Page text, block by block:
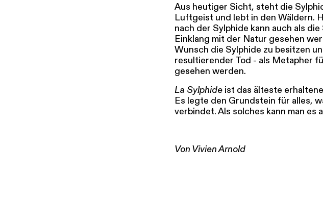
Aus heutiger Sicht, steht die
Luftgeist und lebt in den Wäldern.
nach der Sylphide kann auch als
Einklang mit der Natur gesehen
Wunsch die Sylphide zu besitzen
resultierender Tod - als Metapher
gesehen werden.
La Sylphide ist das älteste
Es legte den Grundstein für alles,
verbindet. Als solches kann man es
Von Vivien Arnold